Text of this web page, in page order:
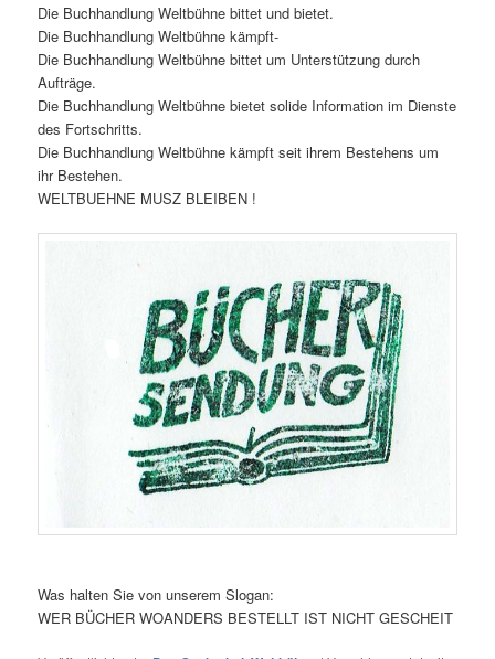
Die Buchhandlung Weltbühne bittet und bietet.
Die Buchhandlung Weltbühne kämpft-
Die Buchhandlung Weltbühne bittet um Unterstützung durch
Aufträge.
Die Buchhandlung Weltbühne bietet solide Information im Dienste
des Fortschritts.
Die Buchhandlung Weltbühne kämpft seit ihrem Bestehens um
ihr Bestehen.
WELTBUEHNE MUSZ BLEIBEN !
Was halten Sie von unserem Slogan:
WER BÜCHER WOANDERS BESTELLT IST NICHT GESCHEIT